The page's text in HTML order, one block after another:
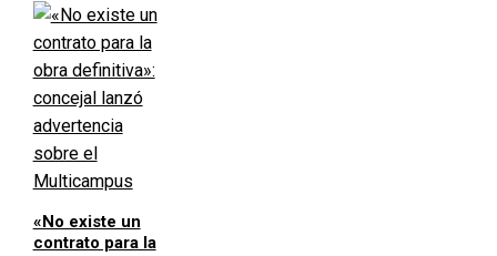
«No existe un
contrato para la